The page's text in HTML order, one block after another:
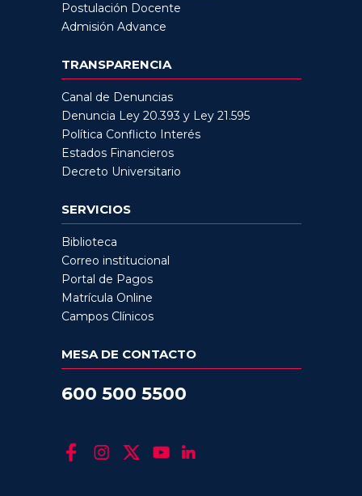
Postulación Docente
Admisión Advance
TRANSPARENCIA
Canal de Denuncias
Denuncia Ley 20.393 y Ley 21.595
Política Conflicto Interés
Estados Financieros
Decreto Universitario
SERVICIOS
Biblioteca
Correo institucional
Portal de Pagos
Matrícula Online
Campos Clínicos
MESA DE CONTACTO
600 500 5500